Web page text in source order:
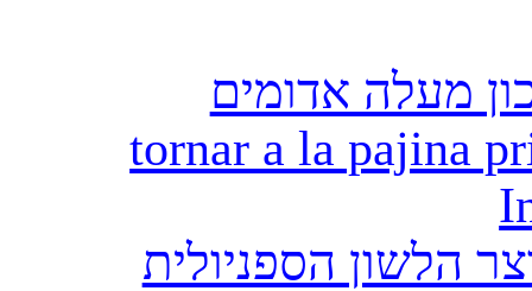
מעלה אדומים
tornar a la pajina
הלשון הספניולית